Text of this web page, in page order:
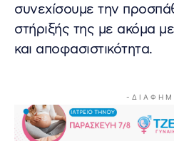
συνεχίσουμε την
στήριξής της με ακόμα
και αποφασιστικότητα.
- Δ Ι Α Φ Η Μ